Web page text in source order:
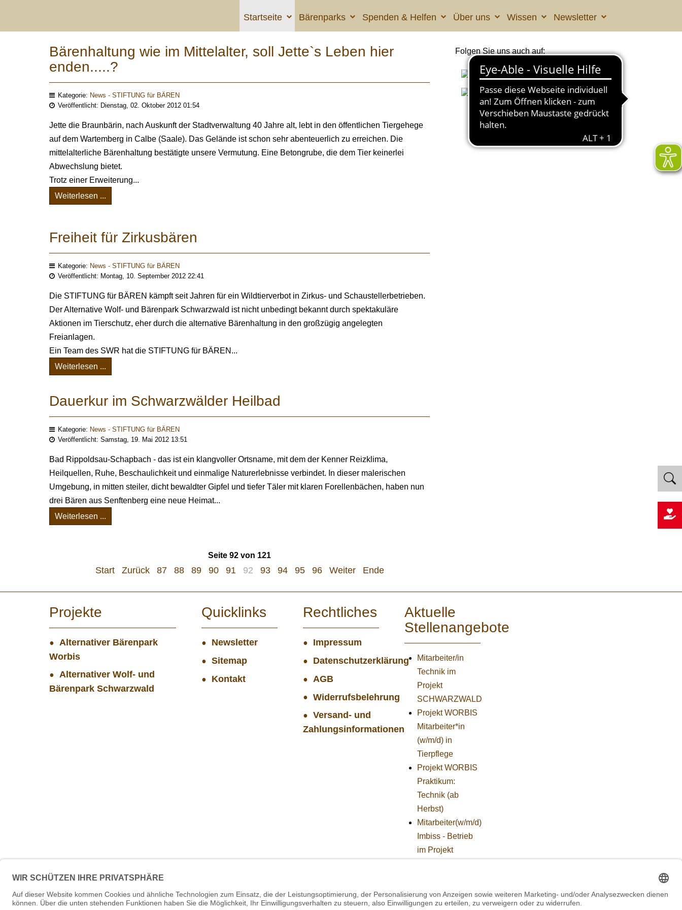
Startseite Bärenparks Spenden & Helfen Über uns Wissen Newsletter
Bärenhaltung wie im Mittelalter, soll Jette`s Leben hier
enden.....?
Kategorie: News - STIFTUNG für BÄREN
Veröffentlicht: Dienstag, 02. Oktober 2012 01:54
Jette die Braunbärin, nach Auskunft der Stadtverwaltung 40 Jahre alt, lebt in den öffentlichen Tiergehege
auf dem Wartemberg in Calbe (Saale). Das Gelände ist schon sehr abenteuerlich zu erreichen. Die
mittelalterliche Bärenhaltung bestätigte unsere Vermutung. Eine Betongrube, die dem Tier keinerlei
Abwechslung bietet.
Trotz einer Erweiterung...
Weiterlesen ...
Freiheit für Zirkusbären
Kategorie: News - STIFTUNG für BÄREN
Veröffentlicht: Montag, 10. September 2012 22:41
Die STIFTUNG für BÄREN kämpft seit Jahren für ein Wildtierverbot in Zirkus- und Schaustellerbetrieben.
Der Alternative Wolf- und Bärenpark Schwarzwald ist nicht unbedingt bekannt durch spektakuläre
Aktionen im Tierschutz, eher durch die alternative Bärenhaltung in den großzügig angelegten
Freianlagen.
Ein Team des SWR hat die STIFTUNG für BÄREN...
Weiterlesen ...
Dauerkur im Schwarzwälder Heilbad
Kategorie: News - STIFTUNG für BÄREN
Veröffentlicht: Samstag, 19. Mai 2012 13:51
Bad Rippoldsau-Schapbach - das ist ein klangvoller Ortsname, mit dem der Kenner Reizklima,
Heilquellen, Ruhe, Beschaulichkeit und einmalige Naturerlebnisse verbindet. In dieser malerischen
Umgebung, in mitten steiler, dicht bewaldter Gipfel und tiefer Täler mit klaren Forellenbächen, haben nun
drei Bären aus Senftenberg eine neue Heimat...
Weiterlesen ...
Seite 92 von 121
Start Zurück 87 88 89 90 91 92 93 94 95 96 Weiter Ende
Folgen Sie uns auch auf:
Projekte
Alternativer Bärenpark
Worbis
Alternativer Wolf- und
Bärenpark Schwarzwald
Quicklinks
Newsletter
Sitemap
Kontakt
Rechtliches
Impressum
Datenschutzerklärung
AGB
Widerrufsbelehrung
Versand- und
Zahlungsinformationen
Aktuelle
Stellenangebote
Mitarbeiter/in
Technik im
Projekt
SCHWARZWALD
Projekt WORBIS
Mitarbeiter*in
(w/m/d) in
Tierpflege
Projekt WORBIS
Praktikum:
Technik (ab
Herbst)
Mitarbeiter(w/m/d)
Imbiss - Betrieb
im Projekt
BÄREN -
Stellvertretende